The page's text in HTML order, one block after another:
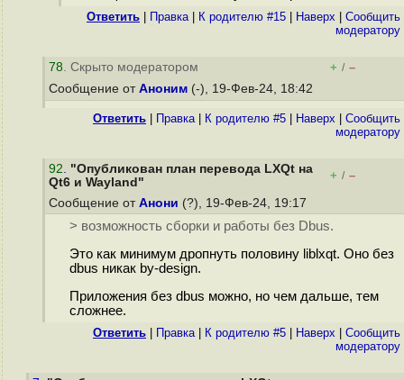
Ответить Правка| К родителю #15 Наверх
Cообщить
модератору
78. Скрыто модератором + / –
Сообщение от Аноним (-), 19-Фев-24, 18:42
Ответить Правка| К родителю #5 Наверх
Cообщить
модератору
92. "Опубликован план перевода LXQt на
Qt6 и Wayland"
+ / –
Сообщение от Анони (?), 19-Фев-24, 19:17
> возможность сборки и работы без Dbus.
Это как минимум дропнуть половину liblxqt. Оно без
dbus никак by-design.
Приложения без dbus можно, но чем дальше, тем
сложнее.
Ответить Правка| К родителю #5 Наверх
Cообщить
модератору